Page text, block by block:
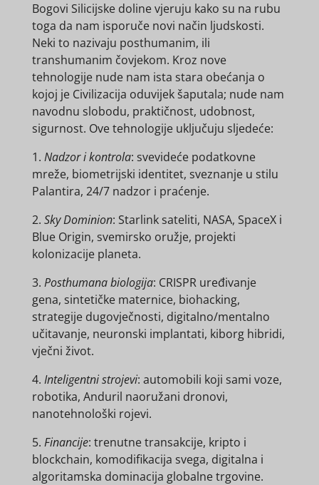
Bogovi Silicijske doline vjeruju kako su na rubu
toga da nam isporuče novi način ljudskosti.
Neki to nazivaju posthumanim, ili
transhumanim čovjekom. Kroz nove
tehnologije nude nam ista stara obećanja o
kojoj je Civilizacija oduvijek šaputala; nude nam
navodnu slobodu, praktičnost, udobnost,
sigurnost. Ove tehnologije uključuju sljedeće:
1. Nadzor i kontrola: svevideće podatkovne
mreže, biometrijski identitet, sveznanje u stilu
Palantira, 24/7 nadzor i praćenje.
2. Sky Dominion: Starlink sateliti, NASA, SpaceX i
Blue Origin, svemirsko oružje, projekti
kolonizacije planeta.
3. Posthumana biologija: CRISPR uređivanje
gena, sintetičke maternice, biohacking,
strategije dugovječnosti, digitalno/mentalno
učitavanje, neuronski implantati, kiborg hibridi,
vječni život.
4. Inteligentni strojevi: automobili koji sami voze,
robotika, Anduril naoružani dronovi,
nanotehnološki rojevi.
5. Financije: trenutne transakcije, kripto i
blockchain, komodifikacija svega, digitalna i
algoritamska dominacija globalne trgovine.